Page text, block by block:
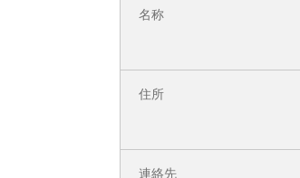
名称
住所
連絡先